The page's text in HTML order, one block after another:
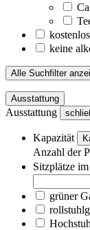
keine
Alle Suchfilter
Ausstattung
Ausstattung
Kapazität
Anzahl der
Sitzplätze
grüner